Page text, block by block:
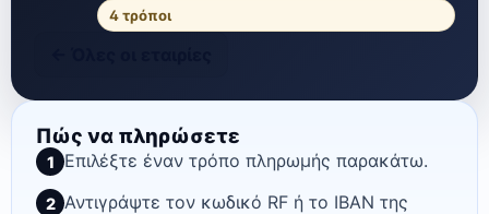
4τρόποι
Πώς να πληρώσετε
1 Επιλέξτε έναν τρόπο πληρωμής παρακάτω.
2 Αντιγράψτε τον κωδικό RF ή το IBAN της